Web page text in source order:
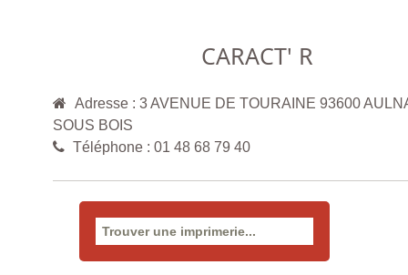
CARACT' R
Adresse : 3 AVENUE DE TOURAINE 93600
SOUS BOIS
Téléphone : 01 48 68 79 40
Rechercher